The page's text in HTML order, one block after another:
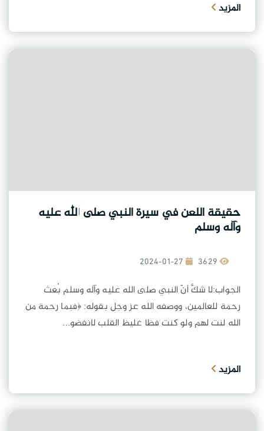
المزيد
حقيقة اللعن في سيرة النبي صلى الله عليه
وآله وسلم
2024-01-27
الجواب:لا شكَّ أنّ النبي صلى الله عليه وآله وسلم بُعث
رحمة للعالمين، ووصفه الله عز وجل بقوله: ﴿فبما رحمة من
الله لنت لهم ولو كنت فظا غليظ القلب لانفضو...
المزيد